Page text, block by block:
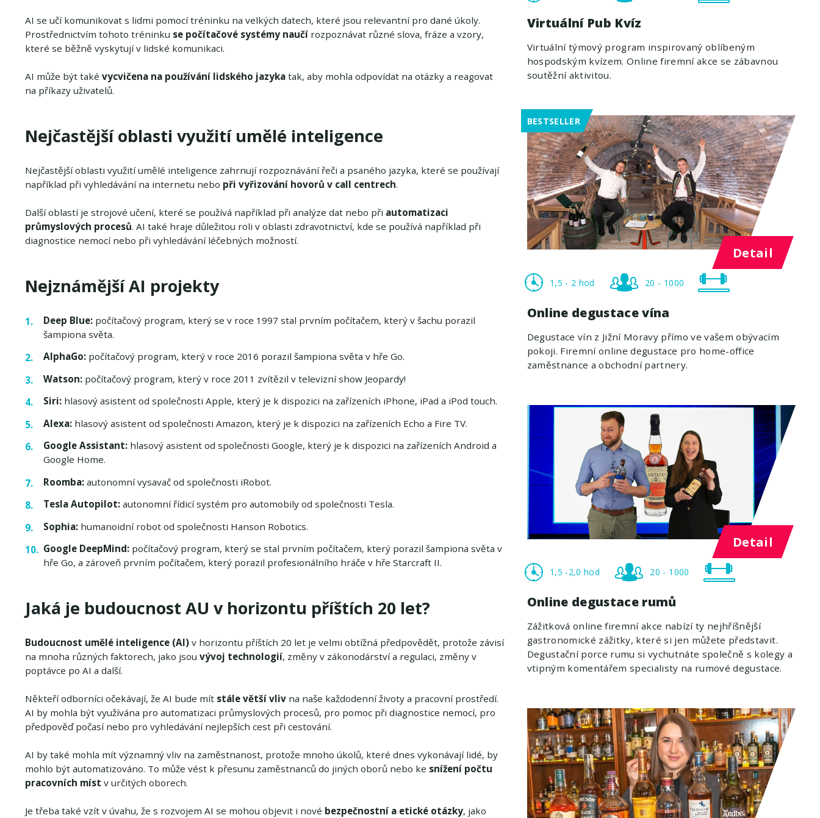
AI se učí komunikovat s lidmi pomocí tréninku na velkých datech, které jsou relevantní pro dané úkoly.
Prostřednictvím tohoto tréninku se počítačové systémy naučí rozpoznávat různé slova, fráze a vzory,
které se běžně vyskytují v lidské komunikaci.
AI může být také vycvičena na používání lidského jazyka tak, aby mohla odpovídat na otázky a reagovat
na příkazy uživatelů.
Nejčastější oblasti využití umělé inteligence
Nejčastější oblasti využití umělé inteligence zahrnují rozpoznávání řeči a psaného jazyka, které se používají
například při vyhledávání na internetu nebo při vyřizování hovorů v call centrech.
Další oblastí je strojové učení, které se používá například při analýze dat nebo při automatizaci
průmyslových procesů. AI také hraje důležitou roli v oblasti zdravotnictví, kde se používá například při
diagnostice nemocí nebo při vyhledávání léčebných možností.
Nejznámější AI projekty
Deep Blue:počítačový program, který se v roce 1997 stal prvním počítačem, který v šachu porazil
šampiona světa.
AlphaGo: počítačový program, který v roce 2016 porazil šampiona světa v hře Go.
Watson:počítačový program, který v roce 2011 zvítězil v televizní show Jeopardy!
Siri:hlasový asistent od společnosti Apple, který je k dispozici na zařízeních iPhone, iPad a iPod touch.
Alexa:hlasový asistent od společnosti Amazon, který je k dispozici na zařízeních Echo a Fire TV.
Google Assistant:hlasový asistent od společnosti Google, který je k dispozici na zařízeních Android a
Google Home.
Roomba:autonomní vysavač od společnosti iRobot.
Tesla Autopilot:autonomní řídicí systém pro automobily od společnosti Tesla.
Sophia: humanoidní robot od společnosti Hanson Robotics.
Google DeepMind:počítačový program, který se stal prvním počítačem, který porazil šampiona světa v
hře Go, a zároveň prvním počítačem, který porazil profesionálního hráče v hře Starcraft II.
Jaká je budoucnost AU v horizontu příštích 20 let?
Budoucnost umělé inteligence (AI)v horizontu příštích 20 let je velmi obtížná předpovědět, protože závisí
na mnoha různých faktorech, jako jsou vývoj technologií, změny v zákonodárství a regulaci, změny v
poptávce po AI a další.
Někteří odborníci očekávají, že AI bude mít stále větší vlivna naše každodenní životy a pracovní prostředí.
AI by mohla být využívána pro automatizaci průmyslových procesů, pro pomoc při diagnostice nemocí, pro
předpověď počasí nebo pro vyhledávání nejlepších cest při cestování.
AI by také mohla mít významný vliv na zaměstnanost, protože mnoho úkolů, které dnes vykonávají lidé, by
mohlo být automatizováno. To může vést k přesunu zaměstnanců do jiných oborů nebo ke snížení počtu
pracovních míst v určitých oborech.
Je třeba také vzít v úvahu, že s rozvojem AI se mohou objevit i nové bezpečnostní a etické otázky, jako
Virtuální Pub Kvíz
Virtuální týmový program inspirovaný oblíbeným
hospodským kvízem. Online firemní akce se zábavnou
soutěžní aktivitou.
BESTSELLER
Detail
1,5 - 2 hod 20 - 1000
Online degustace vína
Degustace vín z Jižní Moravy přímo ve vašem obývacím
pokoji. Firemní online degustace pro home-office
zaměstnance a obchodní partnery.
Detail
1,5 -2,0 hod 20 - 1000
Online degustace rumů
Zážitková online firemní akce nabízí ty nejhříšnější
gastronomické zážitky, které si jen můžete představit.
Degustační porce rumu si vychutnáte společně s kolegy a
vtipným komentářem specialisty na rumové degustace.